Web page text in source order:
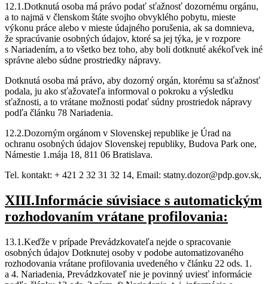
12.1.Dotknutá osoba má právo podať sťažnosť dozornému orgánu,
a to najmä v členskom štáte svojho obvyklého pobytu, mieste
výkonu práce alebo v mieste údajného porušenia, ak sa domnieva,
že spracúvanie osobných údajov, ktoré sa jej týka, je v rozpore
s Nariadením, a to všetko bez toho, aby boli dotknuté akékoľvek iné
správne alebo súdne prostriedky nápravy.
Dotknutá osoba má právo, aby dozorný orgán, ktorému sa sťažnosť
podala, ju ako sťažovateľa informoval o pokroku a výsledku
sťažnosti, a to vrátane možnosti podať súdny prostriedok nápravy
podľa článku 78 Nariadenia.
12.2.Dozorným orgánom v Slovenskej republike je Úrad na
ochranu osobných údajov Slovenskej republiky, Budova Park one,
Námestie 1.mája 18, 811 06 Bratislava.
Tel. kontakt: + 421 2 32 31 32 14, Email: statny.dozor@pdp.gov.sk,
XIII.Informácie súvisiace s automatickým
rozhodovaním vrátane profilovania:
13.1.Keďže v prípade Prevádzkovateľa nejde o spracovanie
osobných údajov Dotknutej osoby v podobe automatizovaného
rozhodovania vrátane profilovania uvedeného v článku 22 ods. 1.
a 4. Nariadenia, Prevádzkovateľ nie je povinný uviesť informácie